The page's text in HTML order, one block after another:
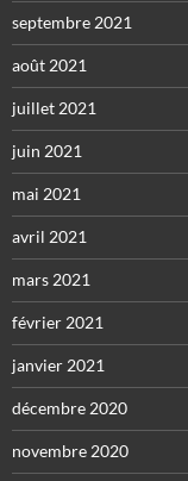
septembre 2021
août 2021
juillet 2021
juin 2021
mai 2021
avril 2021
mars 2021
février 2021
janvier 2021
décembre 2020
novembre 2020